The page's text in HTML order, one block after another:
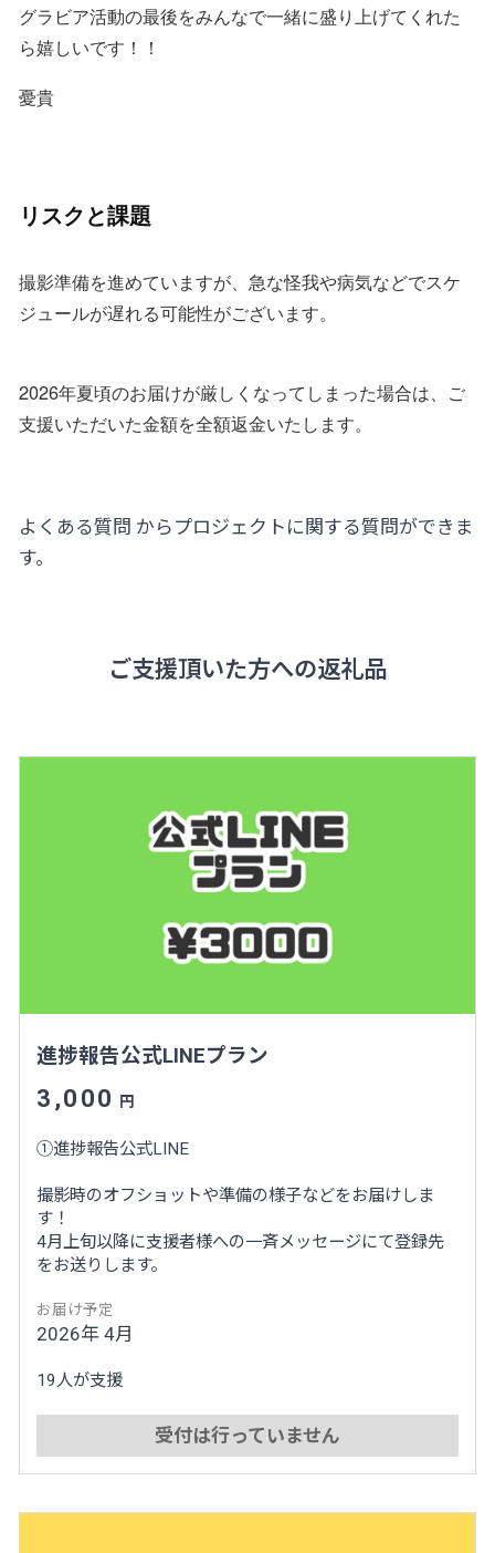
グラビア活動の最後をみんなで一緒に盛り上げてくれた
ら嬉しいです！！
憂貴
リスクと課題
撮影準備を進めていますが、急な怪我や病気などでスケ
ジュールが遅れる可能性がございます。
2026年夏頃のお届けが厳しくなってしまった場合は、ご
支援いただいた金額を全額返金いたします。
よくある質問 からプロジェクトに関する質問ができま
す。
ご支援頂いた方への返礼品
進捗報告公式LINEプラン
3,000 円
①進捗報告公式LINE
撮影時のオフショットや準備の様子などをお届けしま
す！
4月上旬以降に支援者様への一斉メッセージにて登録先
をお送りします。
お届け予定
2026年 4月
19人が支援
受付は行っていません